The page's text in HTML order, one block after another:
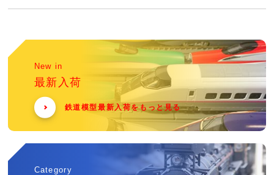
New in
最新入荷
鉄道模型最新入荷をもっと見る
Category